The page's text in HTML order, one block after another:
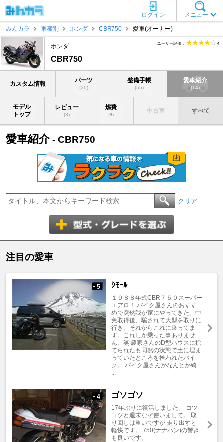
メニュー
ログイン
みんカラ
車種別 ホンダ CBR750 愛車(オーナー)
ホンダ
CBR750
ユーザー評価： 4
カスタム情報 パーツ
(20)
整備手帳
(55)
愛車紹介
(14)
モデル
トップ
レビュー
(3)
燃費
(9)
中古車 すべて
愛車紹介- CBR750
クリア
注目の愛車
+ 5 ｼﾓｰﾙ
１９８８年式CBR７５０スーパー
エアロ！ バイク屋さんのおすす
めで突然我が家にやってきた。中
免取得後、騙されて大型を取りに
行き、それからこれに乗ってま
す。これしか乗った事ありませ
ん。笑 農家さんのD型ハウスに捨
てられたも同然の状態で土に埋ま
っていたところを拾われたバイ
ク。 バイク屋さんがなんとか綺
...
+ 4 ゴソゴソ
17年ぶりに復活しました。 コツ
コツと週末なぞ使いまして。 取
り回しは重いですが 走り出すと
軽快です。 750(ナナハン)の響き
も良いです。